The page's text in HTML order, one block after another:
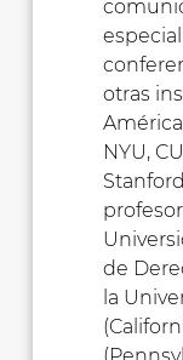
otras
NYU,
de
la